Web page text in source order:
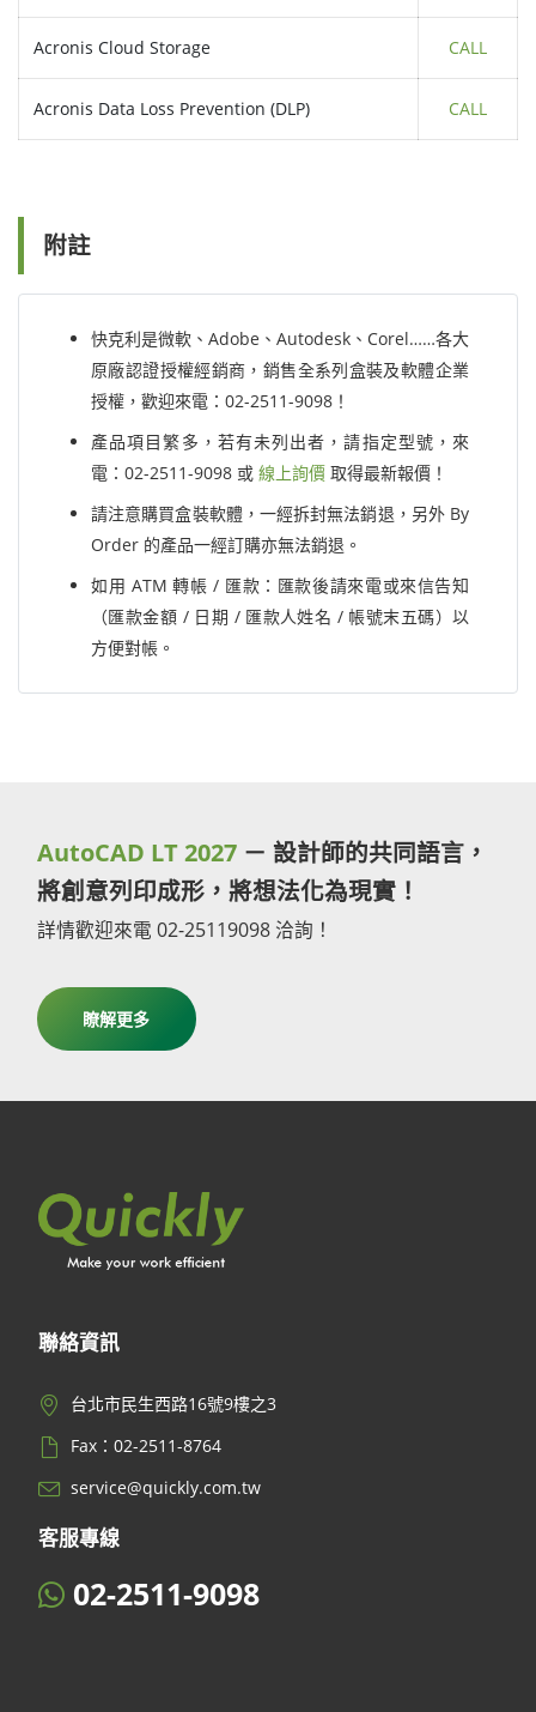
Acronis Cloud Storage CALL
Acronis Data Loss Prevention (DLP) CALL
附註
快克利是微軟、Adobe、Autodesk、Corel……各大
原廠認證授權經銷商，銷售全系列盒裝及軟體企業
授權，歡迎來電：02-2511-9098！
產品項目繁多，若有未列出者，請指定型號，來
電：02-2511-9098 或 線上詢價 取得最新報價！
請注意購買盒裝軟體，一經拆封無法銷退，另外 By
Order 的產品一經訂購亦無法銷退。
如用 ATM 轉帳 / 匯款：匯款後請來電或來信告知
（匯款金額 / 日期 / 匯款人姓名 / 帳號末五碼）以
方便對帳。
AutoCAD LT 2027 － 設計師的共同語言，
將創意列印成形，將想法化為現實！
詳情歡迎來電 02-25119098 洽詢！
瞭解更多
聯絡資訊
台北市民生西路16號9樓之3
Fax：02-2511-8764
service@quickly.com.tw
客服專線
02-2511-9098